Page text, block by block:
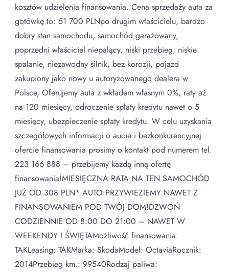
kosztów udzielenia finansowania. Cena sprzedaży auta za
gotówkę to: 51 700 PLNpo drugim właścicielu, bardzo
dobry stan samochodu, samochód garażowany,
poprzedni właściciel niepalący, niski przebieg, niskie
spalanie, niezawodny silnik, bez korozji, pojazd
zakupiony jako nowy u autoryzowanego dealera w
Polsce, Oferujemy auta z wkładem własnym 0%, raty aż
na 120 miesięcy, odroczenie spłaty kredytu nawet o 5
miesięcy, ubezpieczenie spłaty kredytu. W celu uzyskania
szczegółowych informacji o aucie i bezkonkurencyjnej
ofercie finansowania prosimy o kontakt pod numerem tel.
223 166 888 – przebijemy każdą inną ofertę
finansowania!MIESIĘCZNA RATA NA TEN SAMOCHÓD
JUŻ OD 308 PLN* AUTO PRZYWIEZIEMY NAWET Z
FINANSOWANIEM POD TWÓJ DOM!DZWOŃ
CODZIENNIE OD 8:00 DO 21:00 – NAWET W
WEEKENDY I ŚWIĘTAMożliwość finansowania:
TAKLeasing: TAKMarka: SkodaModel: OctaviaRocznik:
2014Przebieg km.: 99540Rodzaj paliwa: